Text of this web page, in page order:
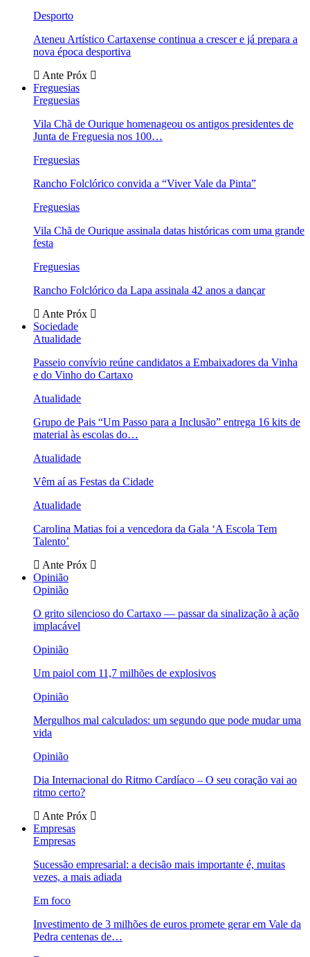
Desporto
Ateneu Artístico Cartaxense continua a crescer e já prepara a
nova época desportiva
Ante Próx
Freguesias
Freguesias
Vila Chã de Ourique homenageou os antigos presidentes de
Junta de Freguesia nos 100…
Freguesias
Rancho Folclórico convida a “Viver Vale da Pinta”
Freguesias
Vila Chã de Ourique assinala datas históricas com uma grande
festa
Freguesias
Rancho Folclórico da Lapa assinala 42 anos a dançar
Ante Próx
Sociedade
Atualidade
Passeio convívio reúne candidatos a Embaixadores da Vinha
e do Vinho do Cartaxo
Atualidade
Grupo de Pais “Um Passo para a Inclusão” entrega 16 kits de
material às escolas do…
Atualidade
Vêm aí as Festas da Cidade
Atualidade
Carolina Matias foi a vencedora da Gala ‘A Escola Tem
Talento’
Ante Próx
Opinião
Opinião
O grito silencioso do Cartaxo — passar da sinalização à ação
implacável
Opinião
Um paiol com 11,7 milhões de explosivos
Opinião
Mergulhos mal calculados: um segundo que pode mudar uma
vida
Opinião
Dia Internacional do Ritmo Cardíaco – O seu coração vai ao
ritmo certo?
Ante Próx
Empresas
Empresas
Sucessão empresarial: a decisão mais importante é, muitas
vezes, a mais adiada
Em foco
Investimento de 3 milhões de euros promete gerar em Vale da
Pedra centenas de…